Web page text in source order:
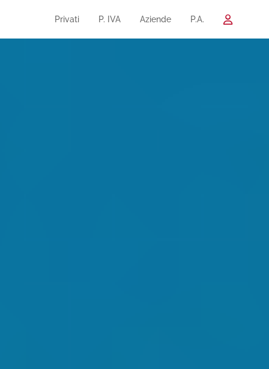
Privati P. IVA Aziende P.A.